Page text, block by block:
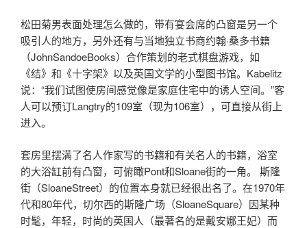
松田菊男表面处理怎么做的，带有宴会席的凸窗是另一个
吸引人的地方，另外还有与当地独立书商约翰·桑多书籍
（JohnSandoeBooks）合作策划的老式棋盘游戏，如
《结》和《十字架》以及英国文学的小型图书馆。Kabelitz
说：“我们试图使房间感觉像是家庭住宅中的诱人空间。”客
人可以预订Langtry的109室（现为106室），可直接从街上
进入。
套房里摆满了名人作家写的书籍和有关名人的书籍，浴室
的大浴缸前有凸窗，可俯瞰Pont和Sloane街的一角。 斯隆
街（SloaneStreet）的位置本身就已经很出名了。在1970年
代和80年代，切尔西的斯隆广场（SloaneSquare）因某种
时髦，年轻，时尚的英国人（最著名的是戴安娜王妃）而